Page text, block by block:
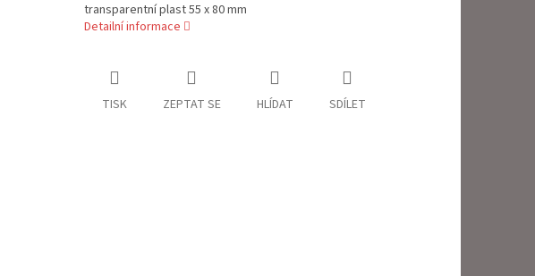
transparentní plast 55 x 80 mm
Detailní informace
TISK ZEPTAT SE HLÍDAT SDÍLET